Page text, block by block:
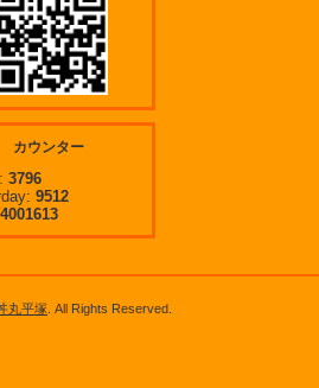
カウンター
3796
9512
4001613
丸平塚 . All Rights Reserved.